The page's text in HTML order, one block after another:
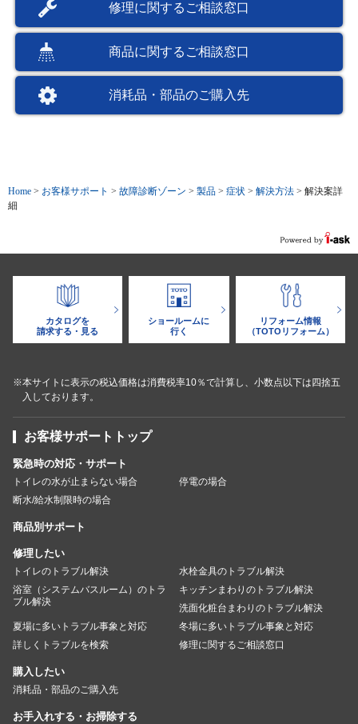
修理に関するご相談窓口
商品に関するご相談窓口
消耗品・部品のご購入先
Home > お客様サポート > 故障診断ゾーン > 製品 > 症状 > 解決方法 > 解決案詳
細
カタログを
請求する・見る
ショールームに
行く
リフォーム情報
（TOTOリフォーム）
※本サイトに表示の税込価格は消費税率10％で計算し、小数点以下は四捨五
入しております。
お客様サポートトップ
緊急時の対応・サポート
トイレの水が止まらない場合
停電の場合
断水/給水制限時の場合
商品別サポート
修理したい
トイレのトラブル解決
水栓金具のトラブル解決
浴室（システムバスルーム）のトラ
ブル解決
キッチンまわりのトラブル解決
洗面化粧台まわりのトラブル解決
夏場に多いトラブル事象と対応
冬場に多いトラブル事象と対応
詳しくトラブルを検索
修理に関するご相談窓口
購入したい
消耗品・部品のご購入先
お手入れする・お掃除する